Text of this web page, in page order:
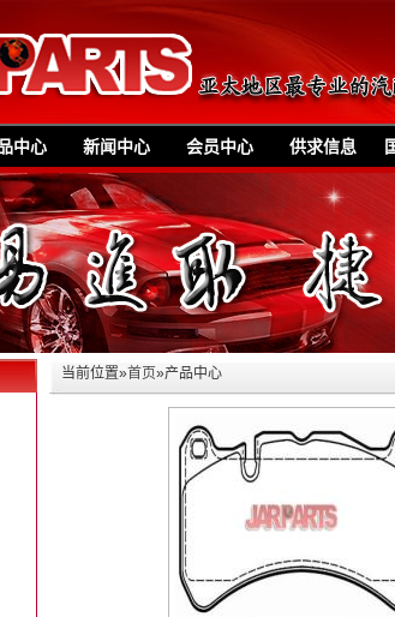
中心 新闻中心 会员中心 供求信息
当前位置»首页»产品中心